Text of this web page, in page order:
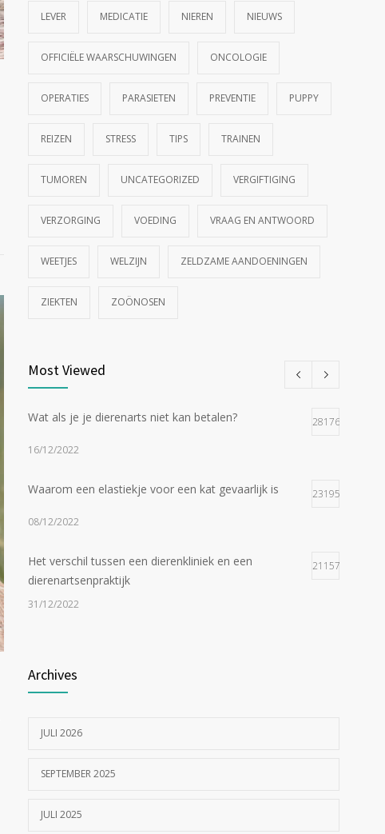
LEVER MEDICATIE NIEREN NIEUWS
OFFICIËLE WAARSCHUWINGEN ONCOLOGIE
OPERATIES PARASIETEN PREVENTIE PUPPY
REIZEN STRESS TIPS TRAINEN
TUMOREN UNCATEGORIZED VERGIFTIGING
VERZORGING VOEDING VRAAG EN ANTWOORD
WEETJES WELZIJN ZELDZAME AANDOENINGEN
ZIEKTEN ZOÖNOSEN
Most Viewed
Wat als je je dierenarts niet kan betalen? 28176
16/12/2022
Waarom een elastiekje voor een kat gevaarlijk is 23195
08/12/2022
Het verschil tussen een dierenkliniek en een
dierenartsenpraktijk
21157
31/12/2022
24/07/2023
Archives
JULI 2026
SEPTEMBER 2025
JULI 2025